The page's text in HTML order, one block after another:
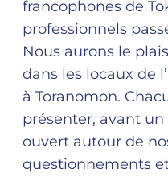
francophones de
professionnels
Nous aurons le
dans les locaux de
à Toranomon.
présenter, avant un
ouvert autour de
questionnements